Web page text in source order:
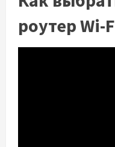
роутер Wi-